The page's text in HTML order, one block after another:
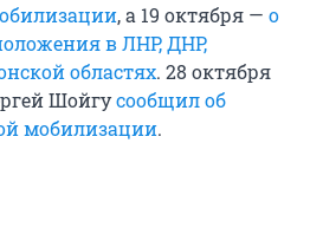
, а 19 октября — о
в ЛНР, ДНР,
областях. 28 октября
Шойгусообщил об
мобилизации.